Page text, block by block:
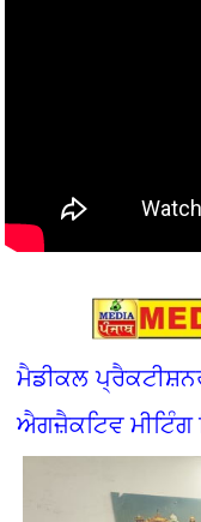
ਮੈਡੀਕਲ
ਐਗਜ਼ੈਕਟਿਵ